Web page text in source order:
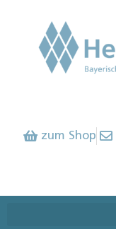
zum Shop